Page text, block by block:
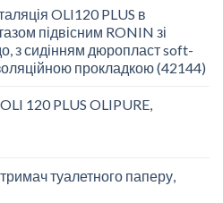
OLI120 PLUS в
підвісним RONIN зі
з сидінням дюропласт soft-
прокладкою (42144)
120 PLUS OLIPURE,
туалетного паперу,